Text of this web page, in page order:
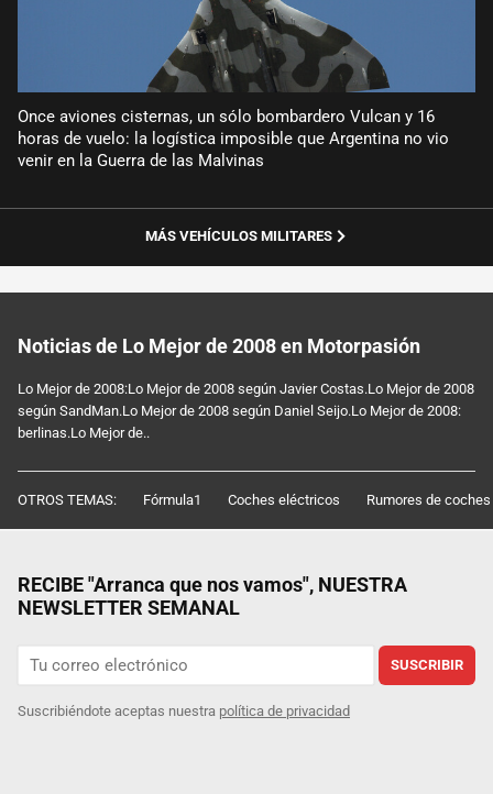
Once aviones cisternas, un sólo bombardero Vulcan y 16
horas de vuelo: la logística imposible que Argentina no vio
venir en la Guerra de las Malvinas
MÁS VEHÍCULOS MILITARES
Noticias de Lo Mejor de 2008 en Motorpasión
Lo Mejor de 2008:Lo Mejor de 2008 según Javier Costas.Lo Mejor de 2008
según SandMan.Lo Mejor de 2008 según Daniel Seijo.Lo Mejor de 2008:
berlinas.Lo Mejor de..
OTROS TEMAS: Fórmula1 Coches eléctricos Rumores de coches
RECIBE "Arranca que nos vamos", NUESTRA
NEWSLETTER SEMANAL
SUSCRIBIR
Suscribiéndote aceptas nuestra política de privacidad